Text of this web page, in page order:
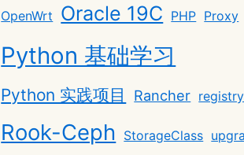
OpenWrt Oracle 19C PHP Proxy
Python 基础学习
Python 实践项目 Rancher registry
Rook-Ceph StorageClass